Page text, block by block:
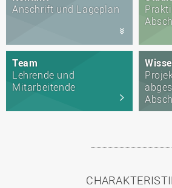
Anschrift und Lageplan
Team
Lehrende und
Mitarbeitende